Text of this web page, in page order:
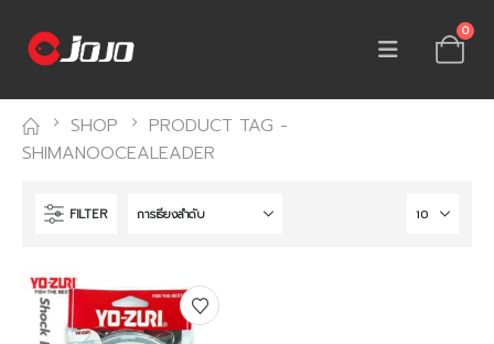
0
SHOP
PRODUCT TAG -
SHIMANOOCEALEADER
FILTER